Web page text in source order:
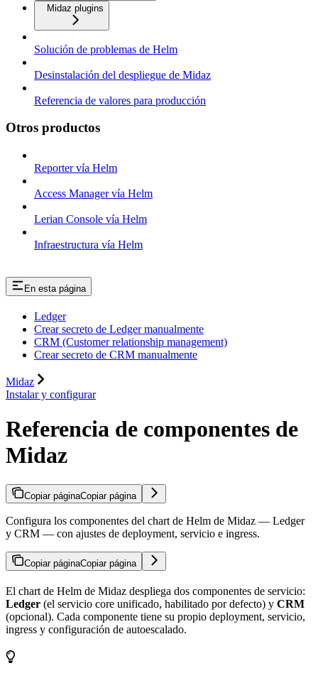
Midaz plugins
Solución de problemas de Helm
Desinstalación del despliegue de Midaz
Referencia de valores para producción
Otros productos
Reporter vía Helm
Access Manager vía Helm
Lerian Console vía Helm
Infraestructura vía Helm
En esta página
Ledger
Crear secreto de Ledger manualmente
CRM (Customer relationship management)
Crear secreto de CRM manualmente
Midaz
Instalar y configurar
Referencia de componentes de
Midaz
Copiar páginaCopiar página
Configura los componentes del chart de Helm de Midaz — Ledger
y CRM — con ajustes de deployment, servicio e ingress.
Copiar páginaCopiar página
El chart de Helm de Midaz despliega dos componentes de servicio:
Ledger (el servicio core unificado, habilitado por defecto) y CRM
(opcional). Cada componente tiene su propio deployment, servicio,
ingress y configuración de autoescalado.